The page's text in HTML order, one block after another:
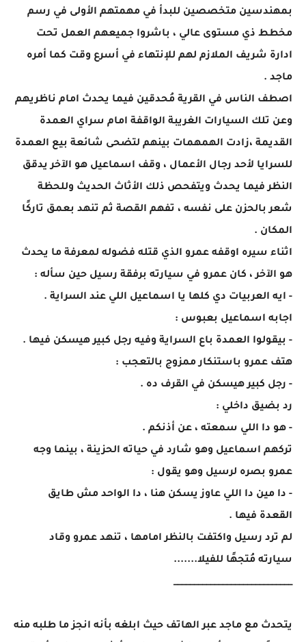
بمهندسين متخصصين للبدأ في مهمتهم الأولى في رسم
مخطط ذي مستوى عالي ، باشروا جميعهم العمل تحت
ادارة شريف الملازم لهم للإنتهاء في أسرع وقت كما أمره
ماجد .
اصطف الناس في القرية مُحدقين فيما يحدث امام ناظريهم
وعن تلك السيارات الغريبة الواقفة امام سراي العمدة
القديمة ،زادت الهمهمات بينهم لتضحى شائعة بيع العمدة
للسرايا لأحد رجال الأعمال ، وقف اسماعيل هو الآخر يدقق
النظر فيما يحدث ويتفحص ذلك الأثاث الحديث وللحظة
شعر بالحزن على نفسه ، تفهم القصة ثم تنهد بعمق تاركًا
المكان .
اثناء سيره اوقفه عمرو الذي قتله فضوله لمعرفة ما يحدث
هو الآخر ، كان عمرو في سيارته برفقة رسيل حين سأله :
- ايه العربيات دي كلها يا اسماعيل اللي عند السراية .
اجابه اسماعيل بعبوس :
- بيقولوا العمدة باع السراية وفيه رجل كبير هيسكن فيها .
هتف عمرو باستنكار ممزوج بالتعجب :
- رجل كبير هيسكن في القرف ده .
رد بضيق داخلي :
- هو دا اللي سمعته ، عن أذنكم .
تركهم اسماعيل وهو شارد في حياته الحزينة ، بينما وجه
عمرو بصره لرسيل وهو يقول :
- دا مين دا اللي عاوز يسكن هنا ، دا الواحد مش طايق
القعدة فيها .
لم ترد رسيل واكتفت بالنظر امامها ، تنهد عمرو وقاد
سيارته مُتجهًا للفيلا.......
_____________________________
يتحدث مع ماجد عبر الهاتف حيث ابلغه بأنه انجز ما طلبه منه